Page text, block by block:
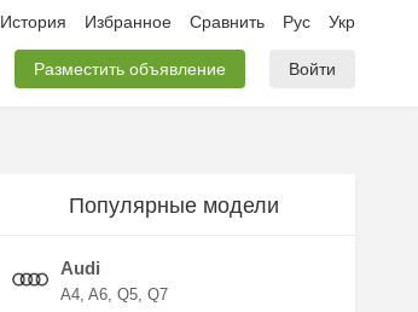
История Избранное Сравнить Рус Укр
Разместить объявление Войти
Популярные модели
Audi
A4 A6 Q5 Q7